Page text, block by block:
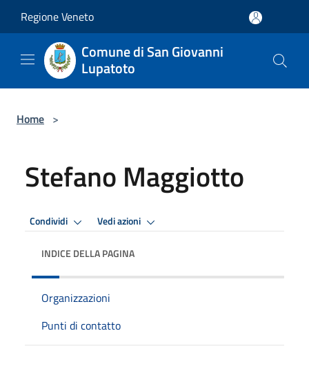
Regione Veneto
Comune di San Giovanni
Lupatoto
Home >
Stefano Maggiotto
Condividi Vedi azioni
INDICE DELLA PAGINA
Organizzazioni
Punti di contatto